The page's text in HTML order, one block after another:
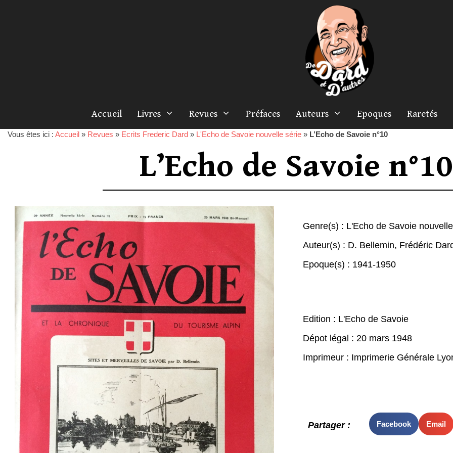
Accueil Livres Revues Préfaces Auteurs Epoques Raretés
Vous êtes ici : Accueil » Revues » Ecrits Frederic Dard » L'Echo de Savoie nouvelle série » L’Echo de Savoie n°10
L’Echo de Savoie n°10
Genre(s) : L'Echo de Savoie
Auteur(s) : D. Bellemin, Frédéric
Epoque(s) : 1941-1950
Edition : L'Echo de Savoie
Dépot légal : 20 mars 1948
Imprimeur : Imprimerie Générale
Partager : Facebook Email